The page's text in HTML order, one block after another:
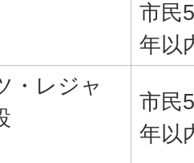
市民
年以
・レジャ
市民
年以